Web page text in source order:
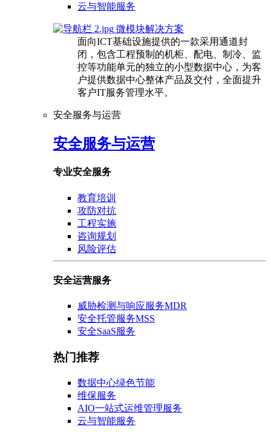
云与智能服务
微模块解决方案
面向ICT基础设施提供的一款采用通道封
闭，包含工程预制的机柜、配电、制冷、监
控等功能单元的独立的小型数据中心，为客
户提供数据中心整体产品及交付，全面提升
客户IT服务管理水平。
安全服务与运营
安全服务与运营
专业安全服务
教育培训
攻防对抗
工程实施
咨询规划
风险评估
安全运营服务
威胁检测与响应服务MDR
安全托管服务MSS
安全SaaS服务
热门推荐
数据中心绿色节能
维保服务
AIO一站式运维管理服务
云与智能服务